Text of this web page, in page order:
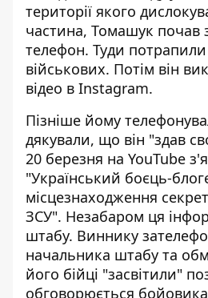
території якого
частина, Томашук почав
телефон. Туди потрапили
військових. Потім він
відео в Instagram.
Пізніше йому
дякували, що він "здав
20 березня на YouTube
"Український боєць-
місцезнаходження
ЗСУ". Незабаром ця
штабу. Виннику
начальника штабу та
його бійці "засвітили"
обговорюється